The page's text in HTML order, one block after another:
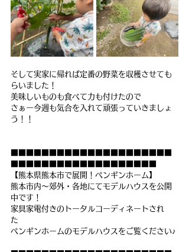
そして実家に帰れば定番の野菜を収穫させても
らいました！
美味しいものも食べて力も付けたので
さぁー今週も気合を入れて頑張っていきましょ
う！！
【熊本県熊本市で展開！ペンギンホーム】
熊本市内～郊外・各地にてモデルハウスを公開
中です！
家具家電付きのトータルコーディネートされ
た
ペンギンホームのモデルハウスをご覧ください♪